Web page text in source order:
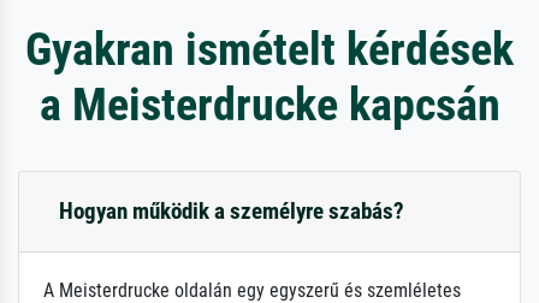
Gyakran ismételt kérdések
a Meisterdrucke kapcsán
Hogyan működik a személyre szabás?
A Meisterdrucke oldalán egy egyszerű és szemléletes